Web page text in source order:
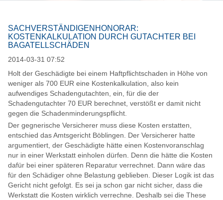
SACHVERSTÄNDIGENHONORAR:
KOSTENKALKULATION DURCH GUTACHTER BEI
BAGATELLSCHÄDEN
2014-03-31 07:52
Holt der Geschädigte bei einem Haftpflichtschaden in Höhe von
weniger als 700 EUR eine Kostenkalkulation, also kein
aufwendiges Schadengutachten, ein, für die der
Schadengutachter 70 EUR berechnet, verstößt er damit nicht
gegen die Schadenminderungspflicht.
Der gegnerische Versicherer muss diese Kosten erstatten,
entschied das Amtsgericht Böblingen. Der Versicherer hatte
argumentiert, der Geschädigte hätte einen Kostenvoranschlag
nur in einer Werkstatt einholen dürfen. Denn die hätte die Kosten
dafür bei einer späteren Reparatur verrechnet. Dann wäre das
für den Schädiger ohne Belastung geblieben. Dieser Logik ist das
Gericht nicht gefolgt. Es sei ja schon gar nicht sicher, dass die
Werkstatt die Kosten wirklich verrechne. Deshalb sei die These